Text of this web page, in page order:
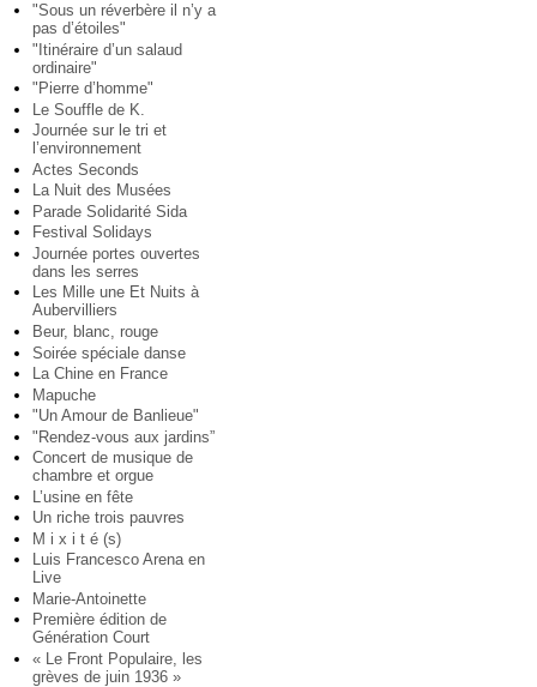
"Sous un réverbère il n’y a
pas d’étoiles"
"Itinéraire d’un salaud
ordinaire"
"Pierre d’homme"
Le Souffle de K.
Journée sur le tri et
l’environnement
Actes Seconds
La Nuit des Musées
Parade Solidarité Sida
Festival Solidays
Journée portes ouvertes
dans les serres
Les Mille une Et Nuits à
Aubervilliers
Beur, blanc, rouge
Soirée spéciale danse
La Chine en France
Mapuche
"Un Amour de Banlieue"
"Rendez-vous aux jardins”
Concert de musique de
chambre et orgue
L’usine en fête
Un riche trois pauvres
M i x i t é (s)
Luis Francesco Arena en
Live
Marie-Antoinette
Première édition de
Génération Court
« Le Front Populaire, les
grèves de juin 1936 »